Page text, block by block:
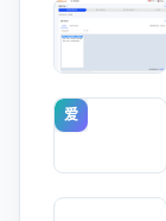
爱
爱